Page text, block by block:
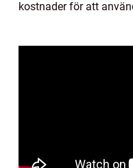
kostnader för att